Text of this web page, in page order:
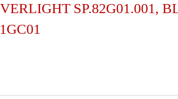
SP.82G01.001,